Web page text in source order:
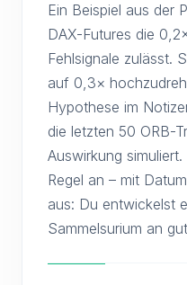
Ein Beispiel aus der
DAX-Futures die
Fehlsignale zulässt.
auf 0,3×
Hypothese im
die letzten 50 ORB-
Auswirkung
Regel an – mit
aus: Du entwickelst
Sammelsurium an